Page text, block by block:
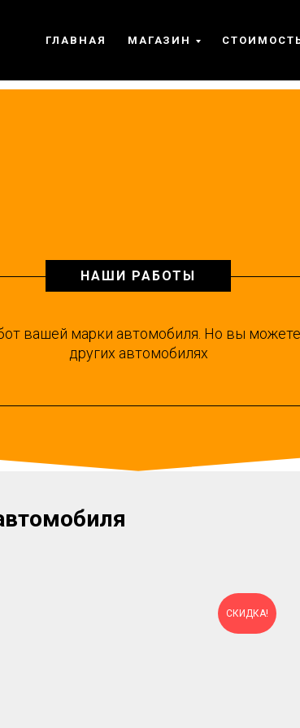
ГЛАВНАЯ МАГАЗИН
+7
НАШИ РАБОТЫ
вашей марки автомобиля. Но вы
других автомобилях
СКИДКА!